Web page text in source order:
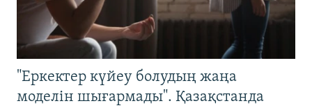
"Еркектер күйеу болудың жаңа
моделін шығармады". Қазақстанда